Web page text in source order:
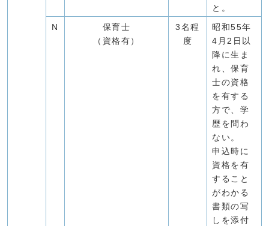
と。
N
保育士
（資格有）
3名程
度
昭和55年
4月2日以
降に生ま
れ、保育
士の資格
を有する
方で、学
歴を問わ
ない。
申込時に
資格を有
すること
がわかる
書類の写
しを添付